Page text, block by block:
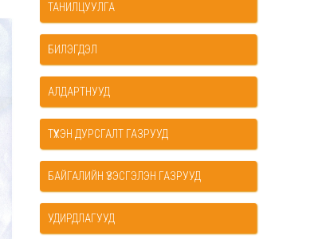
ТАНИЛЦУУЛГА
БИЛЭГДЭЛ
АЛДАРТНУУД
ТҮҮХЭН ДУРСГАЛТ ГАЗРУУД
БАЙГАЛИЙН ҮЗЭСГЭЛЭН ГАЗРУУД
УДИРДЛАГУУД